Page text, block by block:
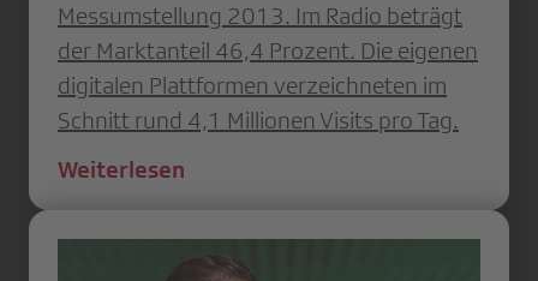
Messumstellung 2013. Im Radio beträgt
der Marktanteil 46,4 Prozent. Die eigenen
digitalen Plattformen verzeichneten im
Schnitt rund 4,1 Millionen Visits pro Tag.
Weiterlesen